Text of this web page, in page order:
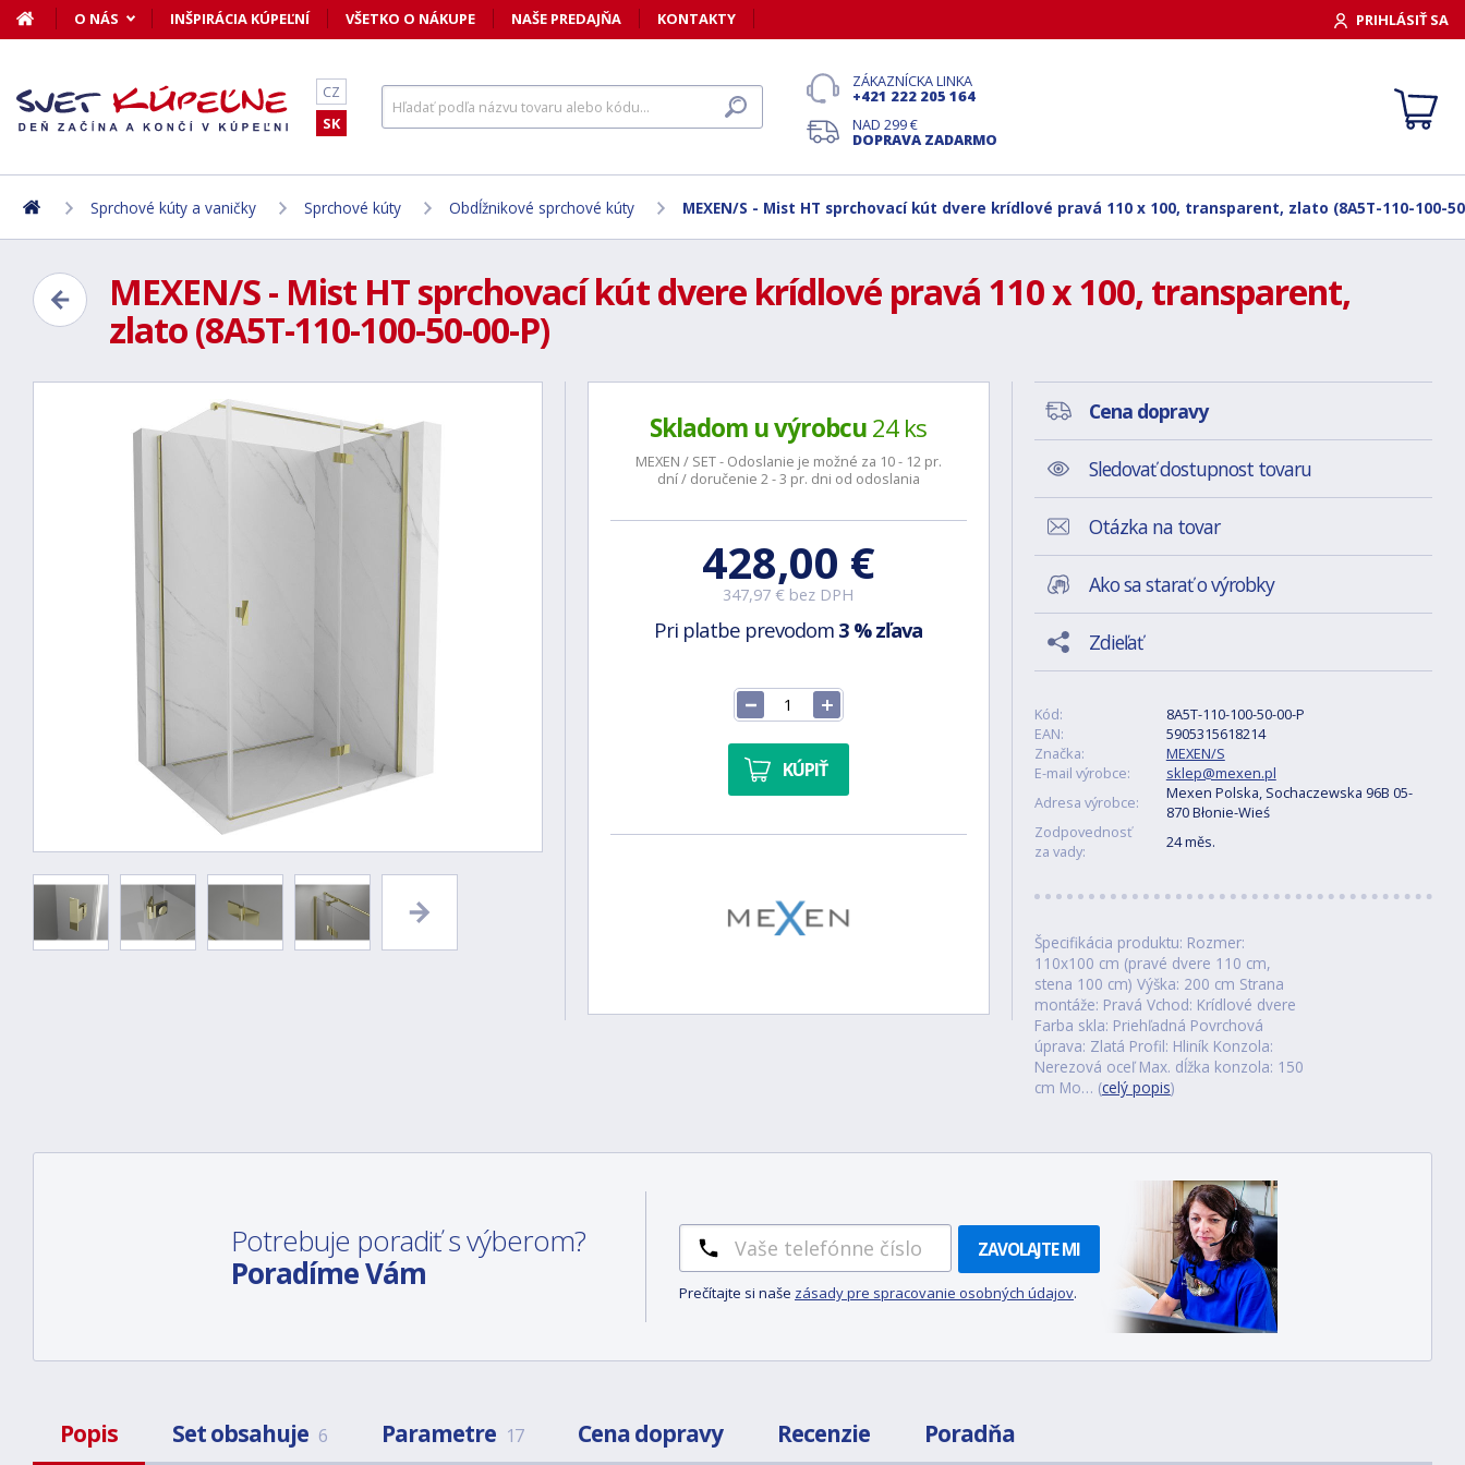
O NÁS INŠPIRÁCIA KÚPEĽNÍ VŠETKO O NÁKUPE NAŠE PREDAJŇA KONTAKTY PRIHLÁSIŤ SA
CZ
SK
ZÁKAZNÍCKA LINKA
+421 222 205 164
NAD 299 €
DOPRAVA ZADARMO
Sprchové kúty a vaničky Sprchové kúty Obdĺžnikové sprchové kúty MEXEN/S - Mist HT sprchovací kút dvere krídlové pravá 110 x 100, transparent, zlato (8A5T-110-100-
MEXEN/S - Mist HT sprchovací kút dvere krídlové pravá 110 x 100, transparent,
zlato (8A5T-110-100-50-00-P)
Skladom u výrobcu24 ks
MEXEN / SET - Odoslanie je možné za 10 - 12 pr.
dní / doručenie 2 - 3 pr. dni od odoslania
428,00 €
347,97 € bez DPH
Pri platbe prevodom 3 % zľava
KÚPIŤ
Cena dopravy
Sledovať dostupnost tovaru
Otázka na tovar
Ako sa starať o výrobky
Zdieľať
Kód:
8A5T-110-100-50-00-P
EAN:
5905315618214
Značka:
MEXEN/S
E-mail výrobce:
sklep@mexen.pl
Adresa výrobce:
Mexen Polska, Sochaczewska 96B 05-
870 Błonie-Wieś
Zodpovednosť
za vady:
24 měs.
Špecifikácia produktu: Rozmer:
110x100 cm (pravé dvere 110 cm,
stena 100 cm) Výška: 200 cm Strana
montáže: Pravá Vchod: Krídlové dvere
Farba skla: Priehľadná Povrchová
úprava: Zlatá Profil: Hliník Konzola:
Nerezová oceľ Max. dĺžka konzola: 150
cm Mo… (celý popis)
Potrebuje poradiť s výberom?
Poradíme Vám
ZAVOLAJTE MI
Prečítajte si naše zásady pre spracovanie osobných údajov.
Popis Set obsahuje 6 Parametre 17 Cena dopravy Recenzie Poradňa